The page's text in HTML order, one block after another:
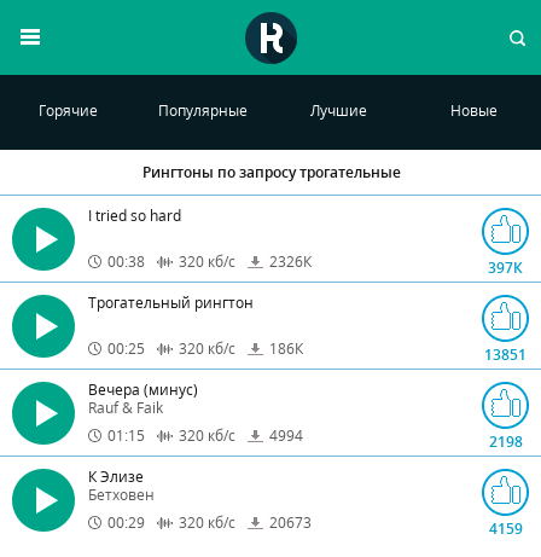
Горячие Популярные Лучшие Новые
Рингтоны по запросутрогательные
I tried so hard
00:38 320 кб/с 2326К 397К
Трогательный рингтон
00:25 320 кб/с 186К
13851
Вечера (минус)
Rauf & Faik
01:15
320 кб/с 4994
2198
К Элизе
Бетховен
00:29
320 кб/с 20673 4159